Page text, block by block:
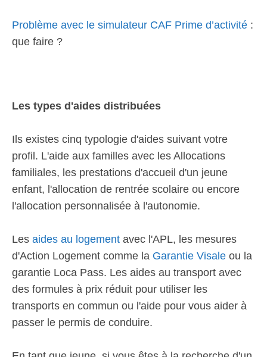
Problème avec le simulateur CAF Prime d’activité :
que faire ?
Les types d'aides distribuées
Ils existes cinq typologie d'aides suivant votre
profil. L'aide aux familles avec les Allocations
familiales, les prestations d'accueil d'un jeune
enfant, l'allocation de rentrée scolaire ou encore
l'allocation personnalisée à l'autonomie.
Les aides au logement avec l'APL, les mesures
d'Action Logement comme la Garantie Visale ou la
garantie Loca Pass. Les aides au transport avec
des formules à prix réduit pour utiliser les
transports en commun ou l'aide pour vous aider à
passer le permis de conduire.